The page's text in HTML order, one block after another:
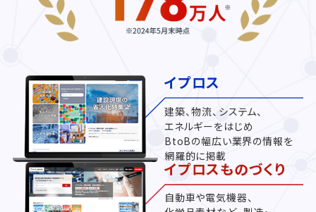
イプロス
建築、物流、システム、
エネルギーをはじめ
BtoBの幅広い業界の情報を
網羅的に掲載
イプロスものづくり
自動車や電気機器、